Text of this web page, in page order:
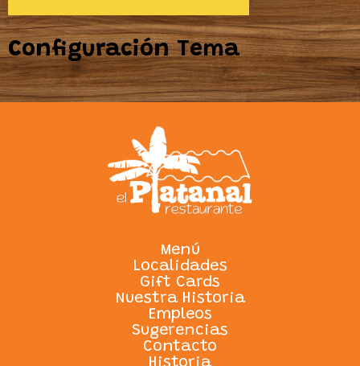
Configuración Tema
Menú
Localidades
Gift Cards
Nuestra Historia
Empleos
Sugerencias
Contacto